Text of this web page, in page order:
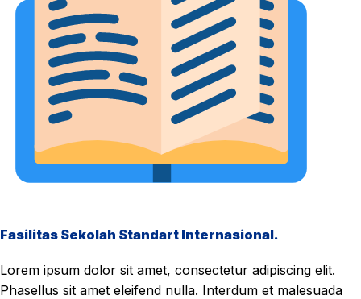
Fasilitas Sekolah Standart Internasional.
Lorem ipsum dolor sit amet, consectetur adipiscing elit.
Phasellus sit amet eleifend nulla. Interdum et malesuada